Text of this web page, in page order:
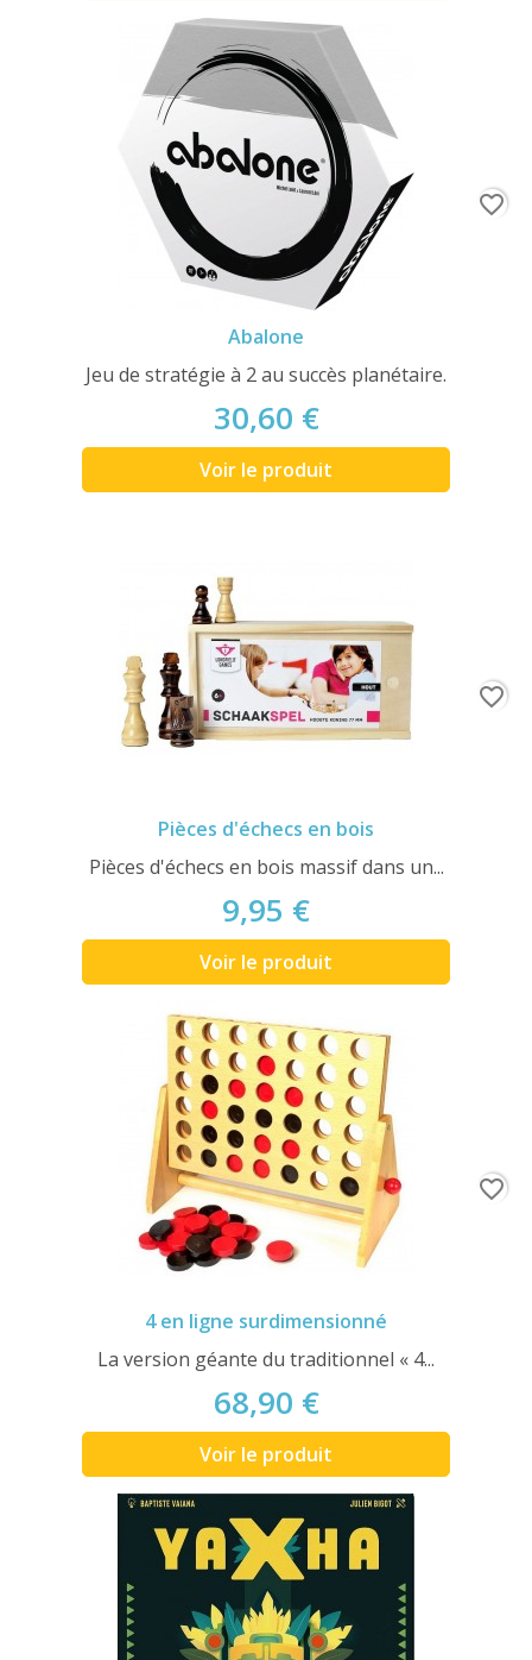
Abalone
Jeu de stratégie à 2 au succès planétaire.
30,60 €
Voir le produit
favorite_border
Pièces d'échecs en bois
Pièces d'échecs en bois massif dans un...
9,95 €
Voir le produit
favorite_border
4 en ligne surdimensionné
La version géante du traditionnel « 4...
68,90 €
Voir le produit
favorite_border